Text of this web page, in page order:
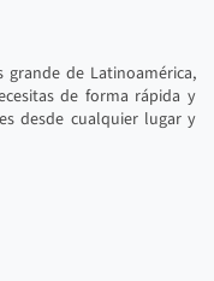
de Latinoamérica,
de forma rápida y
desde cualquier lugar y